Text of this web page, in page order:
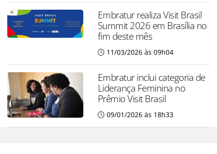
Embratur realiza Visit Brasil
Summit 2026 em Brasília no
fim deste mês
11/03/2026 às 09h04
Embratur inclui categoria de
Liderança Feminina no
Prêmio Visit Brasil
09/01/2026 às 18h33